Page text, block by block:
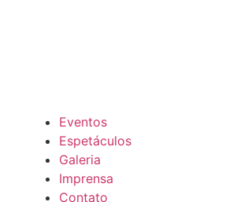
Eventos
Espetáculos
Galeria
Imprensa
Contato